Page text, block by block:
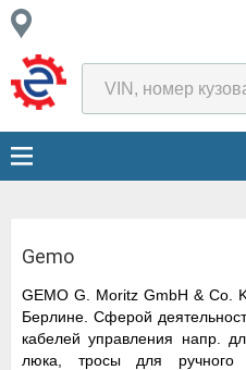
Gemo
GEMO G. Moritz GmbH & Co.
Берлине. Сферой
кабелей управления напр.
люка, тросы для ручного